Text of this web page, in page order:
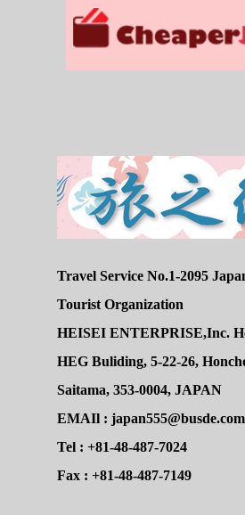
Travel Service No.1-2095
Tourist Organization
HEISEI ENTERPRISE,Inc.
HEG Buliding, 5-22-26,
Saitama, 353-0004, JAPAN
EMAIl : japan555@busde.com
Tel : +81-48-487-7024
Fax : +81-48-487-7149